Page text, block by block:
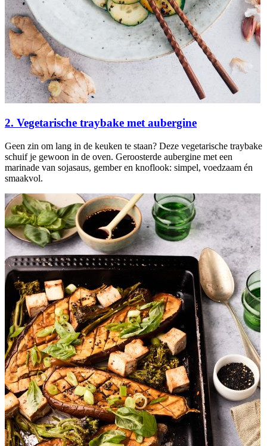
2. Vegetarische traybake met aubergine
Geen zin om lang in de keuken te staan? Deze vegetarische traybake
schuif je gewoon in de oven. Geroosterde aubergine met een
marinade van sojasaus, gember en knoflook: simpel, voedzaam én
smaakvol.